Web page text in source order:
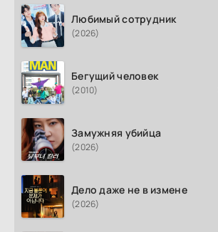
Любимый сотрудник
(2026)
Бегущий человек
(2010)
Замужняя убийца
(2026)
Дело даже не в измене
(2026)